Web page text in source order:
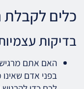
כלים
בדיקות
האם אתם
בפני אדם